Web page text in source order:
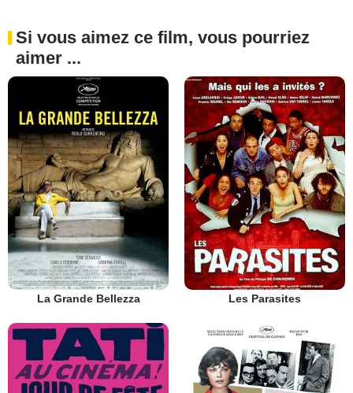
Si vous aimez ce film, vous pourriez
aimer ...
La Grande Bellezza Les Parasites